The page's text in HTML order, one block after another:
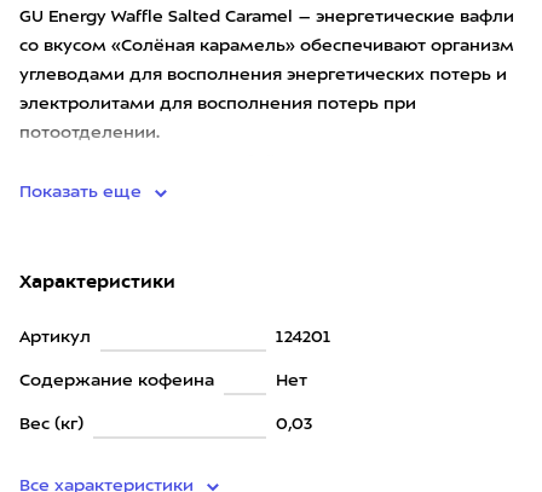
GU Energy Waffle Salted Caramel – энергетические вафли
со вкусом «Солёная карамель» обеспечивают организм
углеводами для восполнения энергетических потерь и
электролитами для восполнения потерь при
потоотделении.
Показать еще
Характеристики
Артикул 124201
Содержание кофеина Нет
Вес (кг) 0,03
Все характеристики